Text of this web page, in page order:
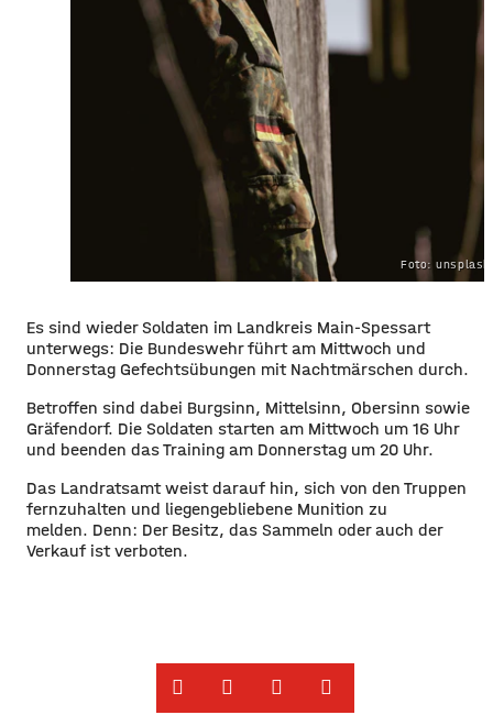
Foto:
Es sind wieder Soldaten im Landkreis Main-Spessart
unterwegs: Die Bundeswehr führt am Mittwoch und
Donnerstag Gefechtsübungen mit Nachtmärschen durch.
Betroffen sind dabei Burgsinn, Mittelsinn, Obersinn sowie
Gräfendorf. Die Soldaten starten am Mittwoch um 16 Uhr
und beenden das Training am Donnerstag um 20 Uhr.
Das Landratsamt weist darauf hin, sich von den Truppen
fernzuhalten und liegengebliebene Munition zu
melden. Denn: Der Besitz, das Sammeln oder auch der
Verkauf ist verboten.